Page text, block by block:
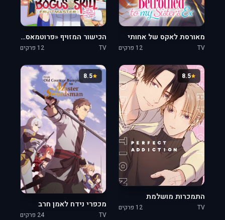
מאורסת לאקס של אחותי
TV 12 פרקים
הכישור המזויף «פרוטמאסטר» ~על הזמן שבו נעשיתי מסוגל לאכול פירות-כישור בלי הגבלה (שהורגים אותך)~
TV 12 פרקים
8.5
התמכרות מושלמת
TV 12 פרקים
8.5
מכפרי נידח לאמן חרב
TV 24 פרקים